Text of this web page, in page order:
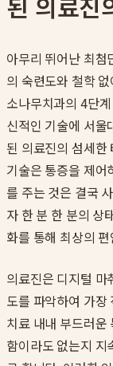
아무리 뛰어난 최첨
의 숙련도와 철학
소나무치과의 4단
신적인 기술에 서울
된 의료진의 섬세한
기술은 통증을 제어
를 주는 것은 결국
자 한 분 한 분의 상
화를 통해 최상의
의료진은 디지털 마
도를 파악하여 가장
치료 내내 부드러운
함이라도 없는지 지